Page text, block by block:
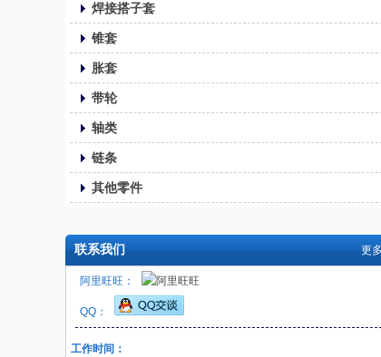
焊接搭子套
锥套
胀套
带轮
轴类
链条
其他零件
联系我们 更多
阿里旺旺：
QQ：
工作时间：